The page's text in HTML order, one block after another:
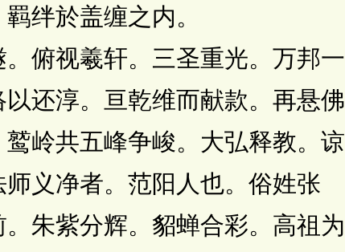
绊於盖缠之内。
俯视羲轩。三圣重光。万邦一
还淳。亘乾维而献款。再悬佛
岭共五峰争峻。大弘释教。谅
义净者。范阳人也。俗姓张
朱紫分辉。貂蝉合彩。高祖为